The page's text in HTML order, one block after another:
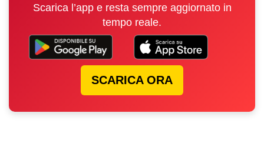
Scarica l’app e resta sempre aggiornato in
tempo reale.
SCARICA ORA